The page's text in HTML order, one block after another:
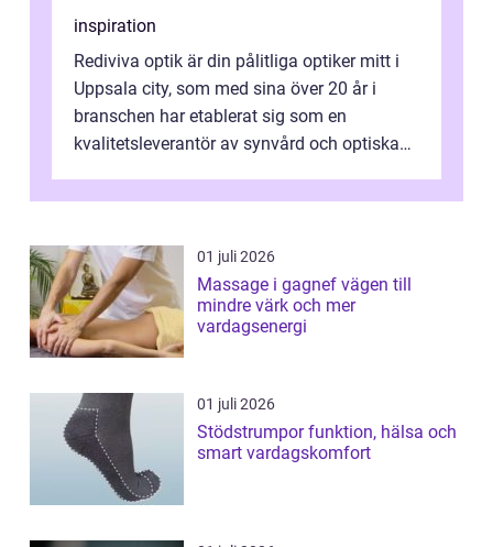
inspiration
Rediviva optik är din pålitliga optiker mitt i
Uppsala city, som med sina över 20 år i
branschen har etablerat sig som en
kvalitetsleverantör av synvård och optiska
01 juli 2026
Massage i gagnef vägen till
mindre värk och mer
vardagsenergi
01 juli 2026
Stödstrumpor funktion, hälsa och
smart vardagskomfort